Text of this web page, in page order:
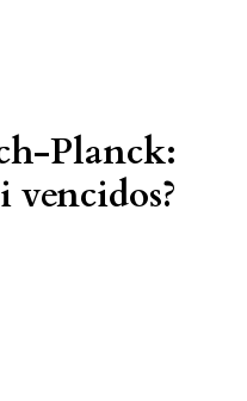
Planck:
vencidos?